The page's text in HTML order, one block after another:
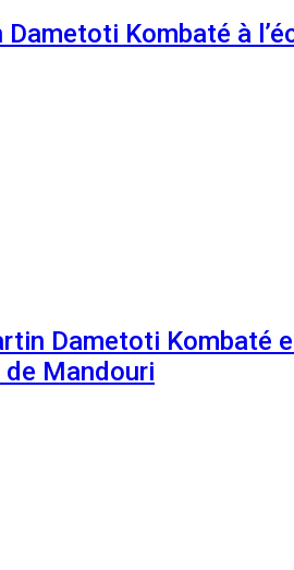
Kombaté à
Dametoti Kombaté
Mandouri